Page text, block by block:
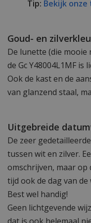
Tip: Bekijk
Goud- en
De lunette (die
de Gc Y48004L1MF
Ook de kast en de
van glanzend staal,
Uitgebreide
De zeer
tussen wit en zilver.
omschrijven, maar op
tijd ook de dag van de
Best wel handig!
Geen lichtgevende